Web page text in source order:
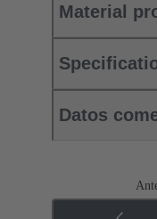
Material
Datos